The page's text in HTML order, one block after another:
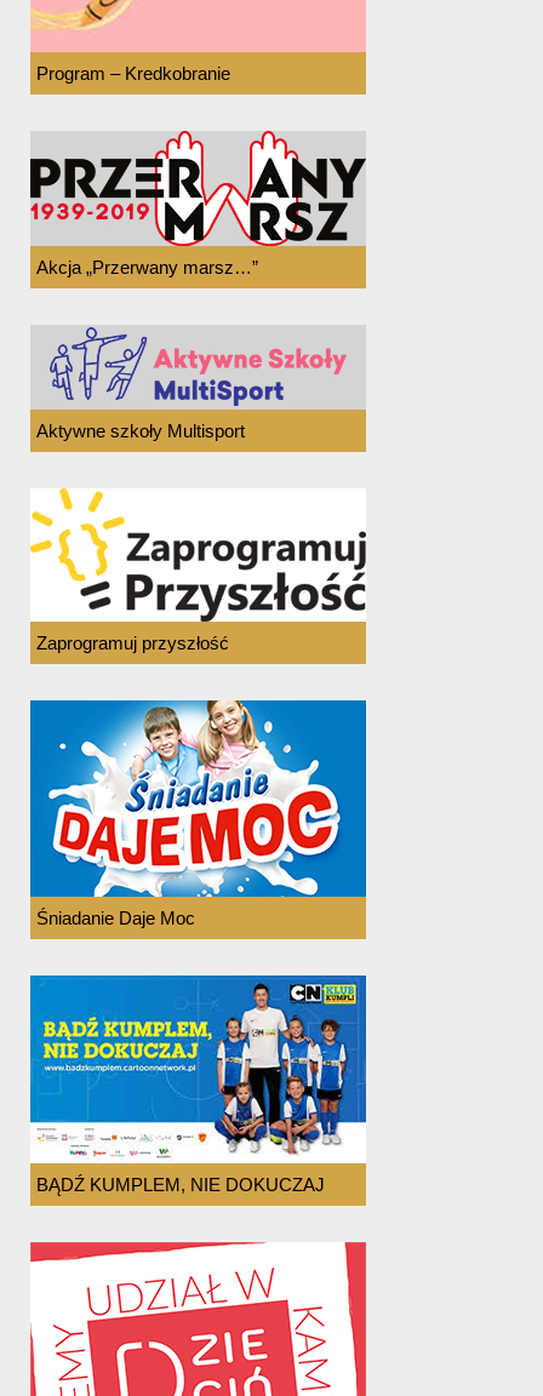
Program – Kredkobranie
Akcja „Przerwany marsz…”
Aktywne szkoły Multisport
Zaprogramuj przyszłość
Śniadanie Daje Moc
BĄDŹ KUMPLEM, NIE DOKUCZAJ